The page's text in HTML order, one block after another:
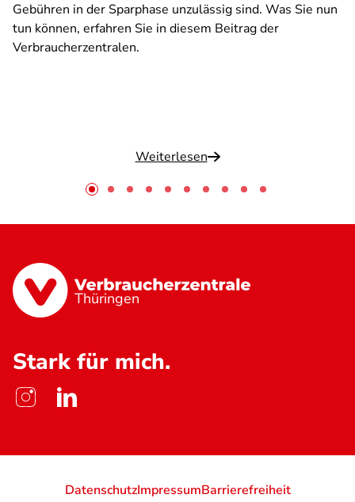
Gebühren in der Sparphase unzulässig sind. Was Sie nun
tun können, erfahren Sie in diesem Beitrag der
Verbraucherzentralen.
Weiterlesen
Thüringen
Stark für mich.
DatenschutzImpressumBarrierefreiheit